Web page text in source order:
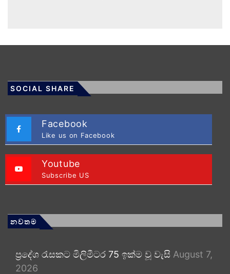
SOCIAL SHARE
Facebook
Like us on Facebook
Youtube
Subscribe US
නවතම
ප්‍රදේශ රැසකට මිලිමීටර 75 ඉක්ම වූ වැසි August 7,
2026